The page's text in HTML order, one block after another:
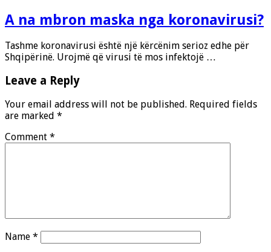
A na mbron maska nga koronavirusi?
Tashme koronavirusi është një kërcënim serioz edhe për
Shqipërinë. Urojmë që virusi të mos infektojë …
Leave a Reply
Your email address will not be published. Required fields
are marked *
Comment *
Name *